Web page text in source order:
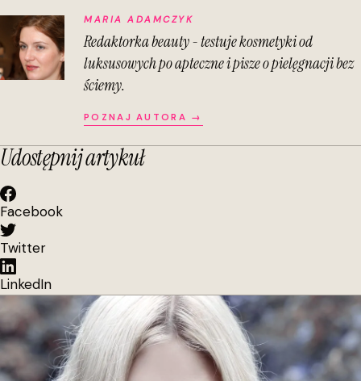
MARIA ADAMCZYK
Redaktorka beauty - testuje kosmetyki od
luksusowych po apteczne i pisze o pielęgnacji bez
ściemy.
POZNAJ AUTORA →
Udostępnij artykuł
Facebook
Twitter
LinkedIn